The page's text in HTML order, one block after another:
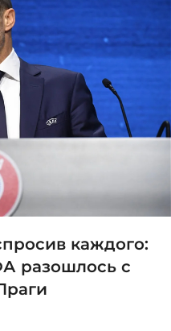
каждого:
разошлось с